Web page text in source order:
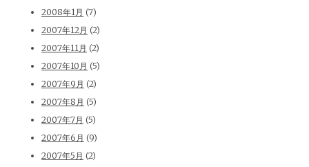
2008年1月 (7)
2007年12月 (2)
2007年11月 (2)
2007年10月 (5)
2007年9月 (2)
2007年8月 (5)
2007年7月 (5)
2007年6月 (9)
2007年5月 (2)